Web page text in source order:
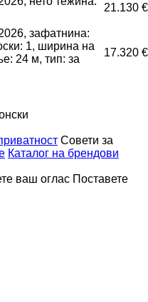
21.130 €
зафатнина:
1, ширина на
24 м, тип: за
17.320 €
Совети за
Каталог на брендови
ваш оглас Поставете